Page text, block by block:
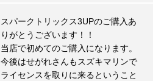
スパークトリックス3UPのご購入あ
りがとうございます！！
当店で初めてのご購入になります。
今後はせがれさんもスズキマリンで
ライセンスを取りに来るということ